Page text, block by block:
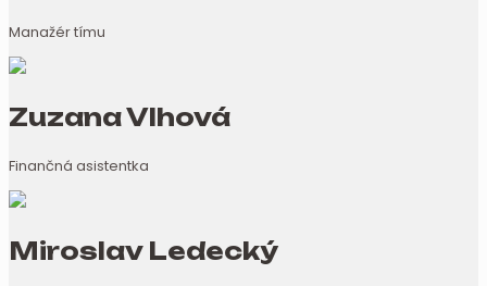
Manažér tímu
Zuzana Vlhová
Finančná asistentka
Miroslav Ledecký